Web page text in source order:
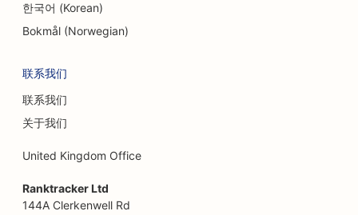
한국어 (Korean)
Bokmål (Norwegian)
联系我们
联系我们
关于我们
United Kingdom Office
Ranktracker Ltd
144A Clerkenwell Rd